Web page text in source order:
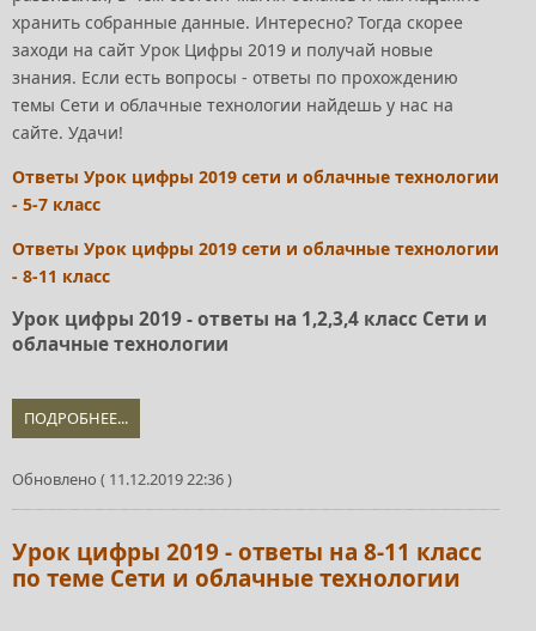
хранить собранные данные. Интересно? Тогда скорее
заходи на сайт Урок Цифры 2019 и получай новые
знания. Если есть вопросы - ответы по прохождению
темы Сети и облачные технологии найдешь у нас на
сайте. Удачи!
Ответы Урок цифры 2019 сети и облачные технологии
- 5-7 класс
Ответы Урок цифры 2019 сети и облачные технологии
- 8-11 класс
Урок цифры 2019 - ответы на 1,2,3,4 класс Сети и
облачные технологии
ПОДРОБНЕЕ...
Обновлено ( 11.12.2019 22:36 )
Урок цифры 2019 - ответы на 8-11 класс
по теме Сети и облачные технологии